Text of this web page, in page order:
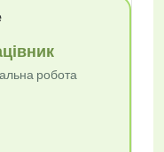
робота